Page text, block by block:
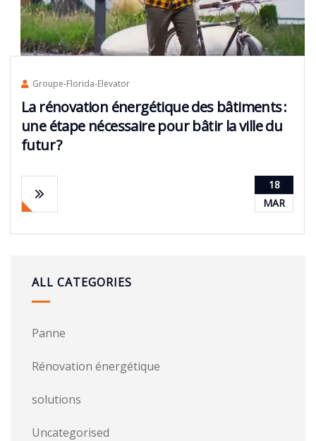
Groupe-Florida-Elevator
La rénovation énergétique des bâtiments :
une étape nécessaire pour bâtir la ville du
futur ?
18
MAR
ALL CATEGORIES
Panne
Rénovation énergétique
solutions
Uncategorised